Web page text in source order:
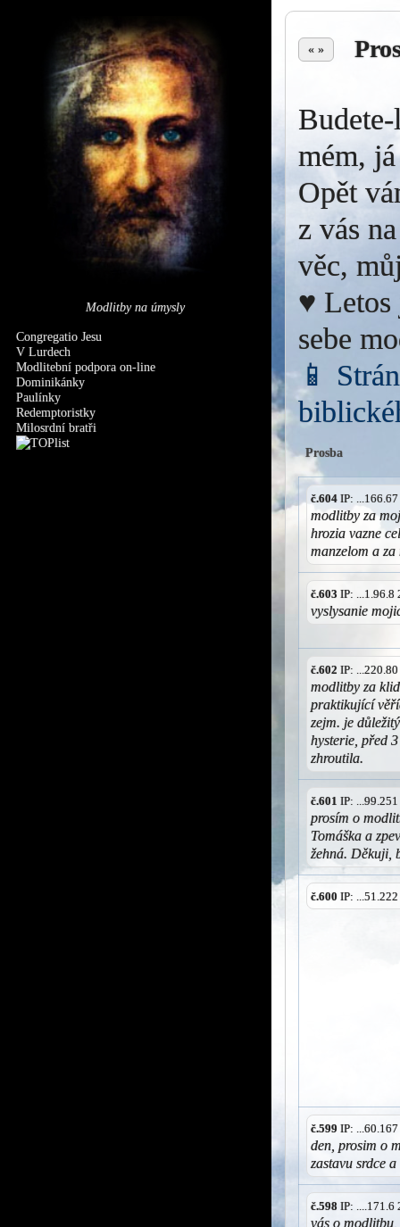
Modlitby na úmysly
Congregatio Jesu
V Lurdech
Modlitební podpora on-line
Dominikánky
Paulínky
Redemptoristky
Milosrdní bratři
« »
mém,
Opět
z vás
věc,
♥ Letos
sebe
📱
Prosba
č.604 IP:
modlitby za
hrozia vazne
manzelom a
č.603 IP: ...1.96.8
vyslysanie
č.602 IP:
modlitby za
praktikující
zejm. je
hysterie, před
zhroutila.
č.601 IP:
prosím o
Tomáška a
žehná. Děkuji,
č.600 IP:
č.599 IP:
den, prosim o
zastavu srdce
č.598 IP: ....171.6
vás o